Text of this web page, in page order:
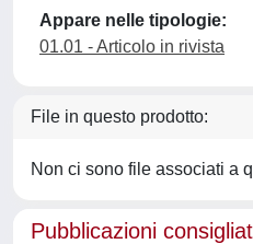
Appare nelle tipologie:
01.01 - Articolo in rivista
File in questo prodotto:
Non ci sono file associati a
Pubblicazioni